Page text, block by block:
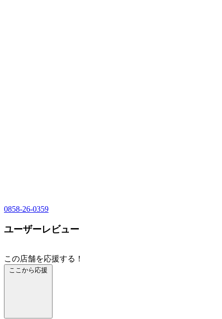
0858-26-0359
ユーザーレビュー
この店舗を応援する！
ここから応援